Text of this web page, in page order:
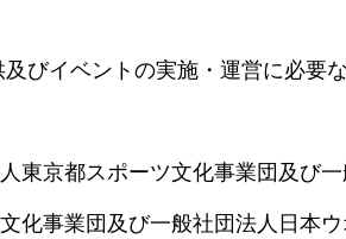
イベントの実施・運営に必要な
京都スポーツ文化事業団及び
化事業団及び一般社団法人日本